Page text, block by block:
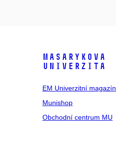
Masarykova
univerzita
EM Univerzitní magazín
Munishop
Obchodní centrum MU